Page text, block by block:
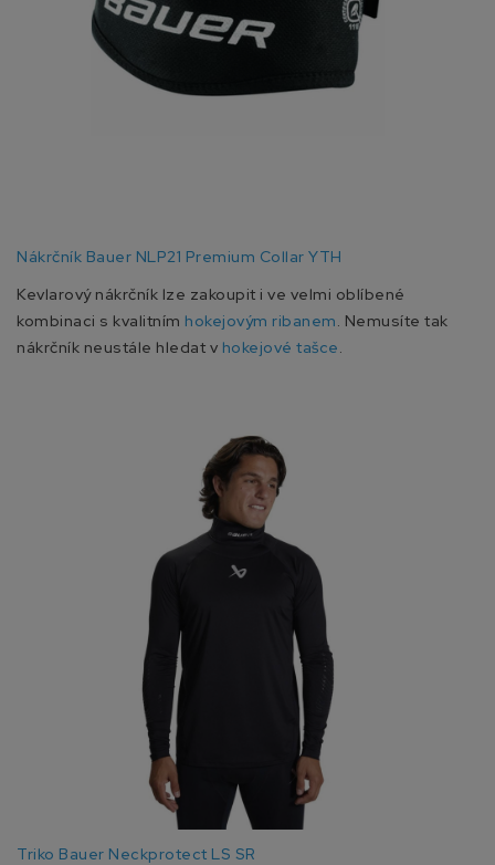
Nákrčník Bauer NLP21 Premium Collar YTH
Kevlarový nákrčník lze zakoupit i ve velmi oblíbené
kombinaci s kvalitním hokejovým ribanem. Nemusíte tak
nákrčník neustále hledat v hokejové tašce.
Triko Bauer Neckprotect LS SR